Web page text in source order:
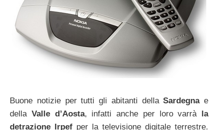
Buone notizie per tutti gli abitanti dellaSardegnae
della Valle d’Aosta, infatti anche per loro varrà la
detrazione Irpef per la televisione digitale terrestre.